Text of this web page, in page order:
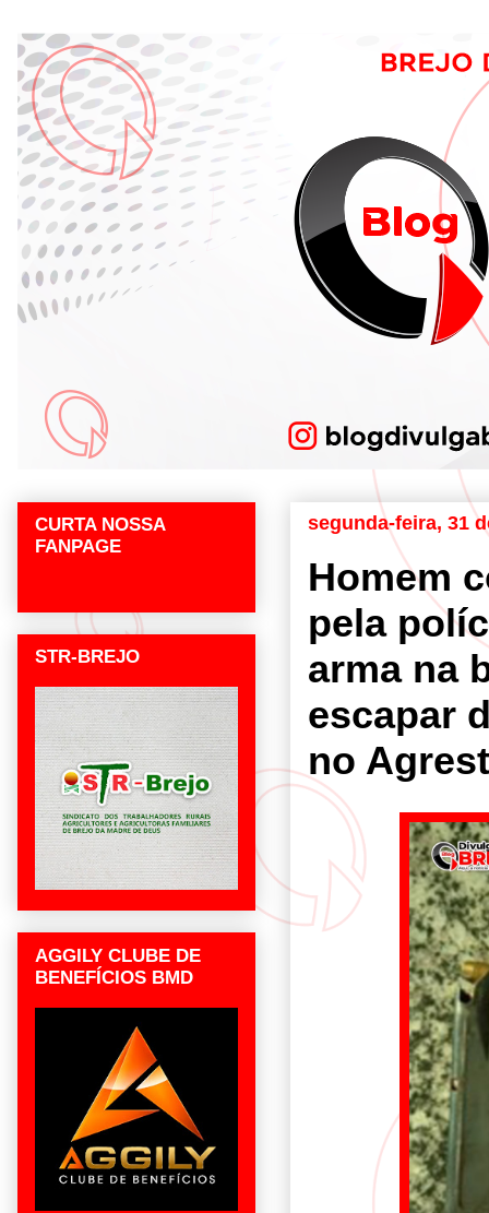
segunda-feira, 31
Homem
pela
arma na
escapar
no
CURTA NOSSA
FANPAGE
STR-BREJO
AGGILY CLUBE DE
BENEFÍCIOS BMD